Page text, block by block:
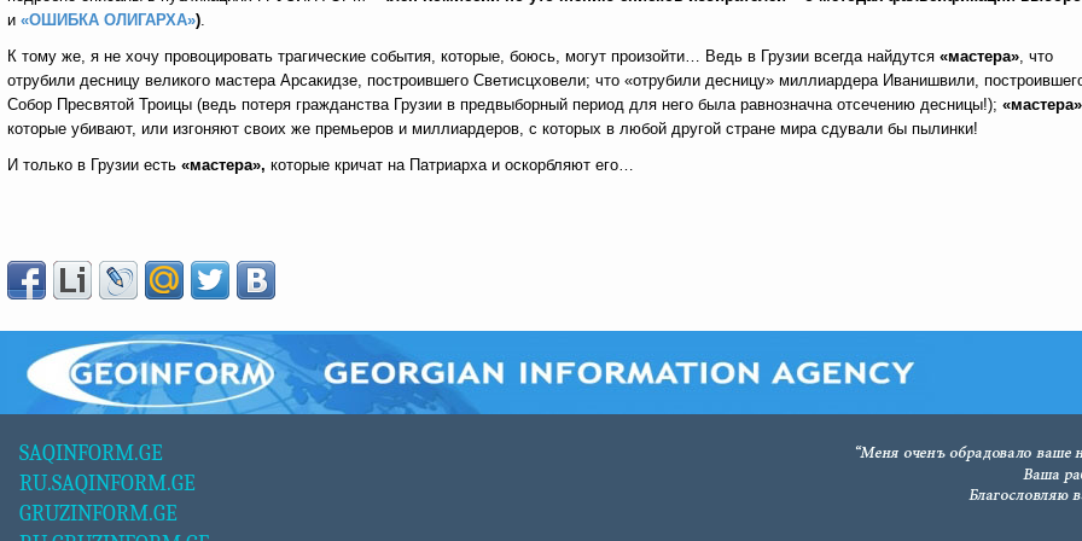
и «ОШИБКА ОЛИГАРХА»).
К тому же, я не хочу провоцировать трагические события, которые, боюсь, могут произойти… Ведь в Грузии всегда найдутся «мастера», что
отрубили десницу великого мастера Арсакидзе, построившего Светисцховели; что «отрубили десницу» миллиардера Иванишвили,
Собор Пресвятой Троицы (ведь потеря гражданства Грузии в предвыборный период для него была равнозначна отсечению десницы!); «мастера»
которые убивают, или изгоняют своих же премьеров и миллиардеров, с которых в любой другой стране мира сдували бы пылинки!
И только в Грузии есть «мастера», которые кричат на Патриарха и оскорбляют его…
SAQINFORM.GE
RU.SAQINFORM.GE
GRUZINFORM.GE